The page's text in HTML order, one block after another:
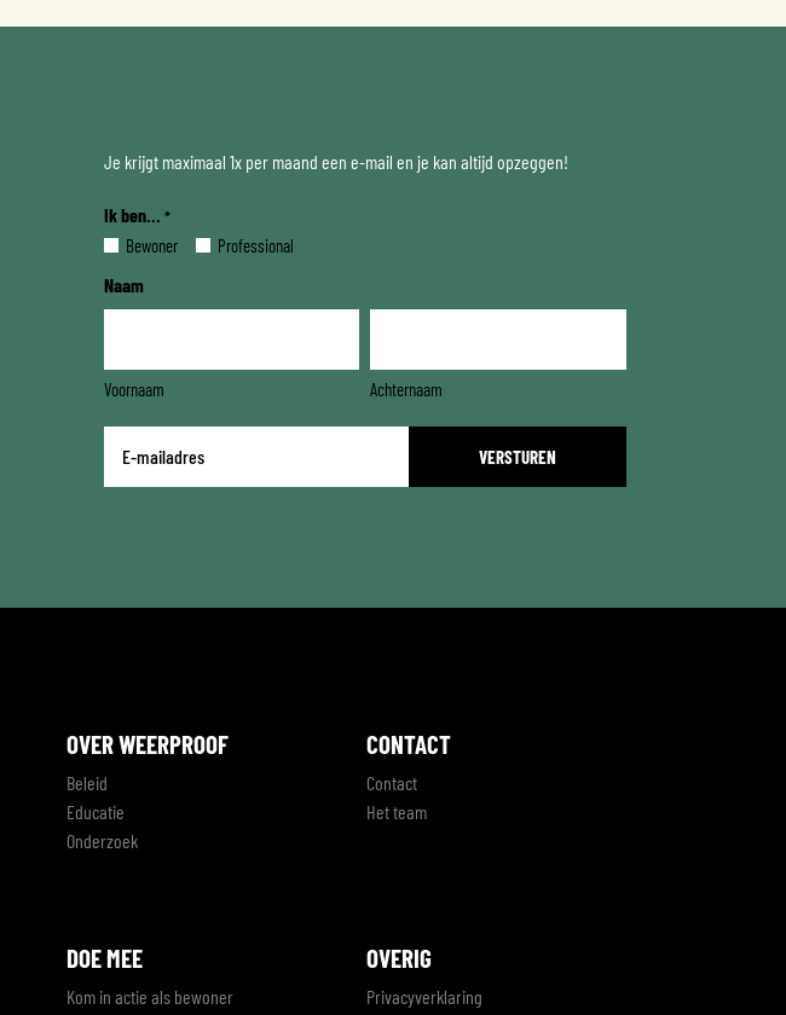
Je krijgt maximaal 1x per maand een e-mail en je kan altijd opzeggen!
Ik ben... *
Bewoner Professional
Naam
Voornaam Achternaam
mailadres
OVER WEERPROOF
Beleid
Educatie
Onderzoek
CONTACT
Contact
Het team
DOE MEE
Kom in actie als bewoner
OVERIG
Privacyverklaring